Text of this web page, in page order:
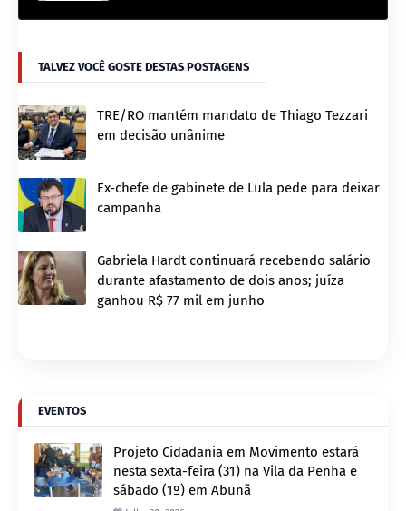
TALVEZ VOCÊ GOSTE DESTAS POSTAGENS
TRE/RO mantém mandato de Thiago Tezzari
em decisão unânime
Ex-chefe de gabinete de Lula pede para deixar
campanha
Gabriela Hardt continuará recebendo salário
durante afastamento de dois anos; juíza
ganhou R$ 77 mil em junho
EVENTOS
Projeto Cidadania em Movimento estará
nesta sexta-feira (31) na Vila da Penha e
sábado (1º) em Abunã